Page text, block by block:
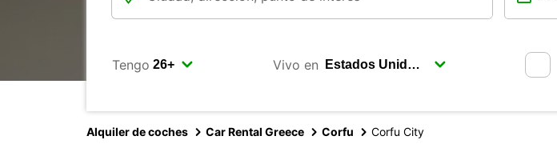
Tengo Vivo en
Alquiler de coches Car Rental Greece Corfu Corfu City